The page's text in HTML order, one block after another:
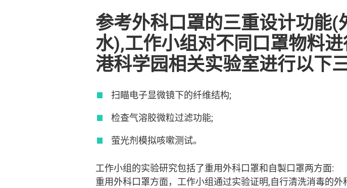
参考外科口罩的三重设计功能
水),工作小组对不同口罩物料
港科学园相关实验室进行以下
扫瞄电子显微镜下的纤维结构;
检查气溶胶微粒过滤功能;
萤光剂模拟咳嗽测试。
工作小组的实验研究包括了重用外科口罩和自製口罩两方面:
重用外科口罩方面，工作小组通过实验证明,自行清洗消毒的